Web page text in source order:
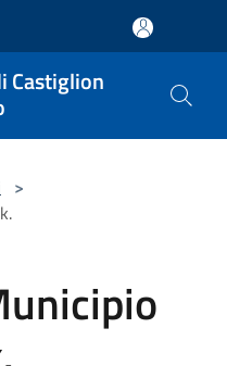
Castiglion
>